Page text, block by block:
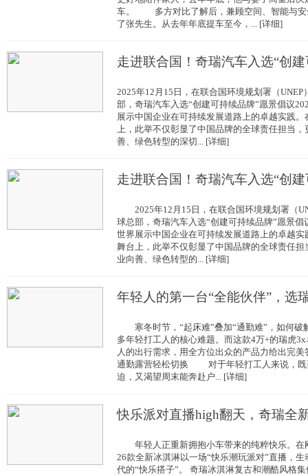
车。 多方对比了解后，兼顾空间、智能与安
了张先生。从去年年底提车至今，... [详细]
走进联合国！奇瑞汽车入选“创
2025年12月15日，在联合国环境规划署（
部，奇瑞汽车入选“创建可持续品牌”愿景倡议
展示中国企业在可持续发展道路上的卓越实践
上，此举不仅彰显了中国品牌的全球责任担当
善、绿色转型的深切... [详细]
走进联合国！奇瑞汽车入选“创
2025年12月15日，在联合国环境规划署（
球总部，奇瑞汽车入选“创建可持续品牌”愿景
世界展示中国企业在可持续发展道路上的卓越
舞台上，此举不仅彰显了中国品牌的全球责任
业向善、绿色转型的... [详细]
年轻人的第一台“全能伙伴”，选
寒冬时节，“起床难”叠加“通勤难”，如何破
多年轻打工人的核心难题。而这款4万+的瑞虎
人的出行需求，用全方位出众的产品力给出
通勤露营轻松切换 对于年轻打工人来说，既
迫，又渴望周末能奔赴户... [详细]
快乐派对直播high翻天，奇瑞全
年轻人正重新拥抱小车带来的纯粹快乐。在
26款全新冰淇淋以一场“快乐潮玩派对”直播，
代的“快乐搭子”。 奇瑞冰淇淋复古和潮酷风格